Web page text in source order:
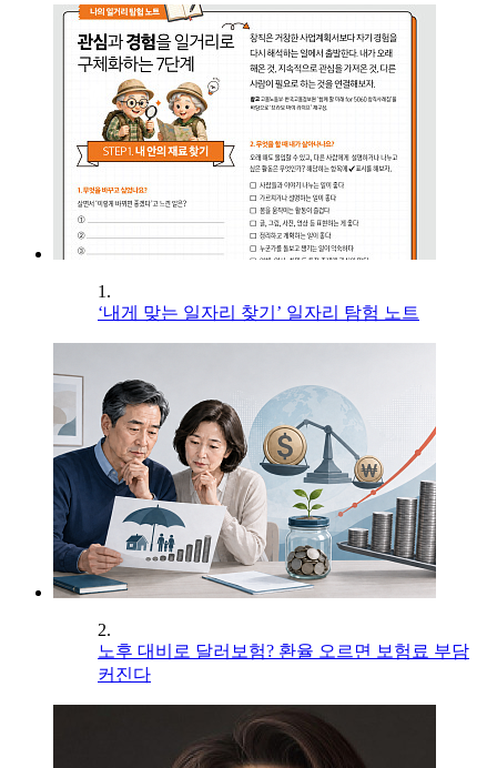
1.
‘내게 맞는 일자리 찾기’ 일자리 탐험 노트
2.
노후 대비로 달러보험? 환율 오르면 보험료 부담
커진다